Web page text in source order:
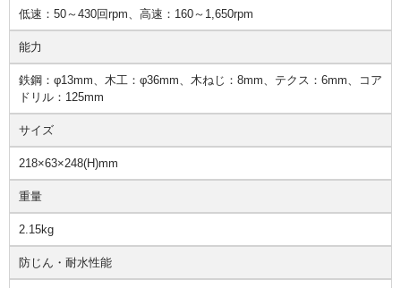
低速：50～430回rpm、高速：160～1,650rpm
能力
鉄鋼：φ13mm、木工：φ36mm、木ねじ：8mm、テクス：6mm、コア
ドリル：125mm
サイズ
218×63×248(H)mm
重量
2.15kg
防じん・耐水性能